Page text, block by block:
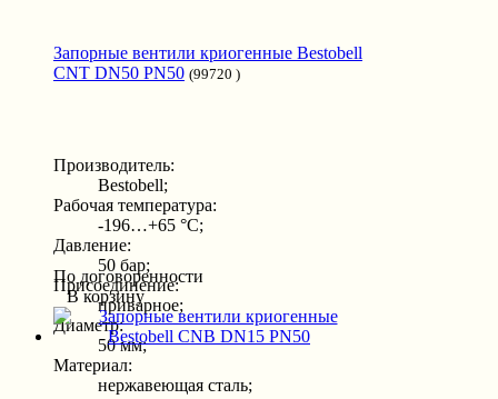
Запорные вентили криогенные Bestobell
CNT DN50 PN50 (99720 )
Производитель:
Bestobell;
Рабочая температура:
-196…+65 °С;
Давление:
50 бар;
Присоединение:
приварное;
Диаметр:
50 мм;
Материал:
нержавеющая сталь;
По договоренности
В корзину